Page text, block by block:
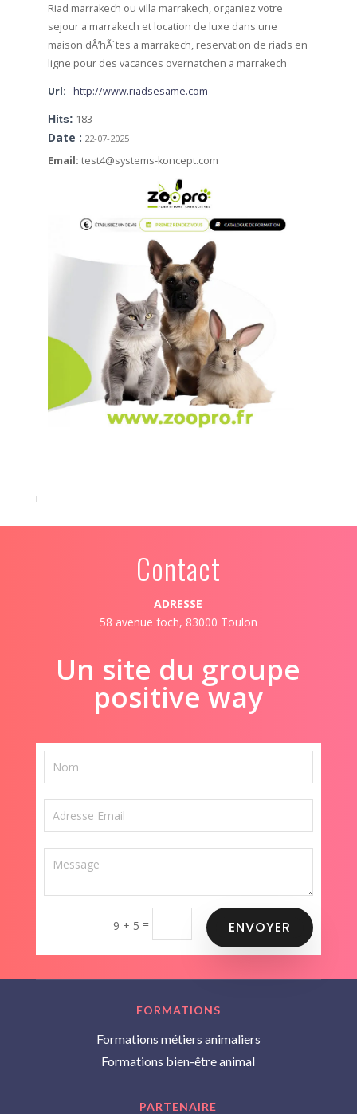
Riad marrakech ou villa marrakech, organiez votre
sejour a marrakech et location de luxe dans une
maison dÂ’hÃ´tes a marrakech, reservation de riads en
ligne pour des vacances overnatchen a marrakech
Url: http://www.riadsesame.com
Hits: 183
Date : 22-07-2025
Email: test4@systems-koncept.com
Contact
ADRESSE
58 avenue foch, 83000 Toulon
Un site du groupe
positive way
9 + 5 = ENVOYER
FORMATIONS
Formations métiers animaliers
Formations bien-être animal
PARTENAIRE